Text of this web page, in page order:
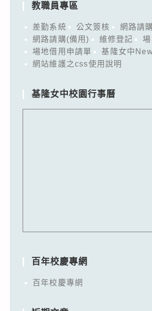
教職員專區
差勤系統 公文簽核
網路請
網路請購(備用)
維修登記
場地借用申請單
基隆女中
網站維護之css使用說明
基隆女中校園行事曆
百年校慶專網
百年校慶專網